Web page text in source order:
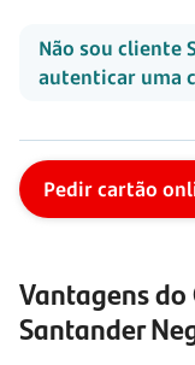
Não sou cliente
autenticar uma
Pedir cartão
Vantagens
Santander